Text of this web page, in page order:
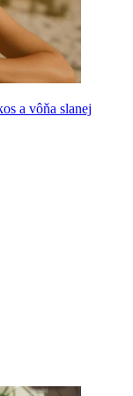
a vôňa slanej